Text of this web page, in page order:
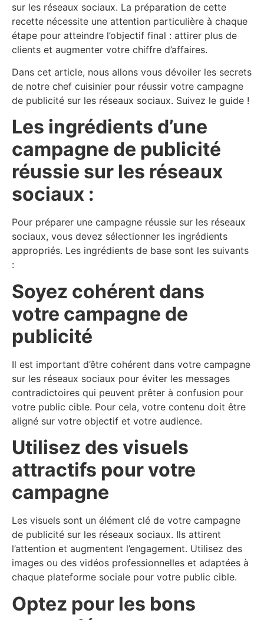
sur les réseaux sociaux. La préparation de cette
recette nécessite une attention particulière à chaque
étape pour atteindre l’objectif final : attirer plus de
clients et augmenter votre chiffre d’affaires.
Dans cet article, nous allons vous dévoiler les secrets
de notre chef cuisinier pour réussir votre campagne
de publicité sur les réseaux sociaux. Suivez le guide !
Les ingrédients d’une
campagne de publicité
réussie sur les réseaux
sociaux :
Pour préparer une campagne réussie sur les réseaux
sociaux, vous devez sélectionner les ingrédients
appropriés. Les ingrédients de base sont les suivants
:
Soyez cohérent dans
votre campagne de
publicité
Il est important d’être cohérent dans votre campagne
sur les réseaux sociaux pour éviter les messages
contradictoires qui peuvent prêter à confusion pour
votre public cible. Pour cela, votre contenu doit être
aligné sur votre objectif et votre audience.
Utilisez des visuels
attractifs pour votre
campagne
Les visuels sont un élément clé de votre campagne
de publicité sur les réseaux sociaux. Ils attirent
l’attention et augmentent l’engagement. Utilisez des
images ou des vidéos professionnelles et adaptées à
chaque plateforme sociale pour votre public cible.
Optez pour les bons